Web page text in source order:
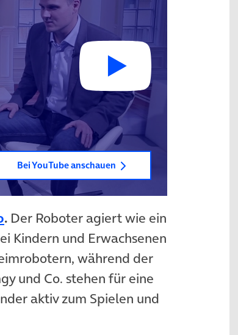
Bei YouTube anschauen
. Der Roboter agiert wie ein
Kindern und Erwachsenen
während der
und Co. stehen für eine
aktiv zum Spielen und